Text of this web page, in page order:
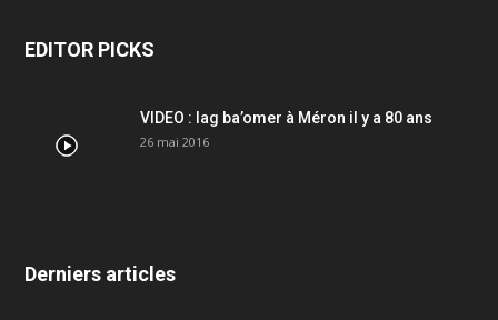
EDITOR PICKS
VIDEO : lag ba’omer à Méron il y a 80 ans
26 mai 2016
Derniers articles